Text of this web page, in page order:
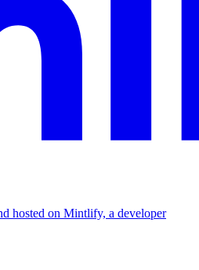
hosted on Mintlify, a developer